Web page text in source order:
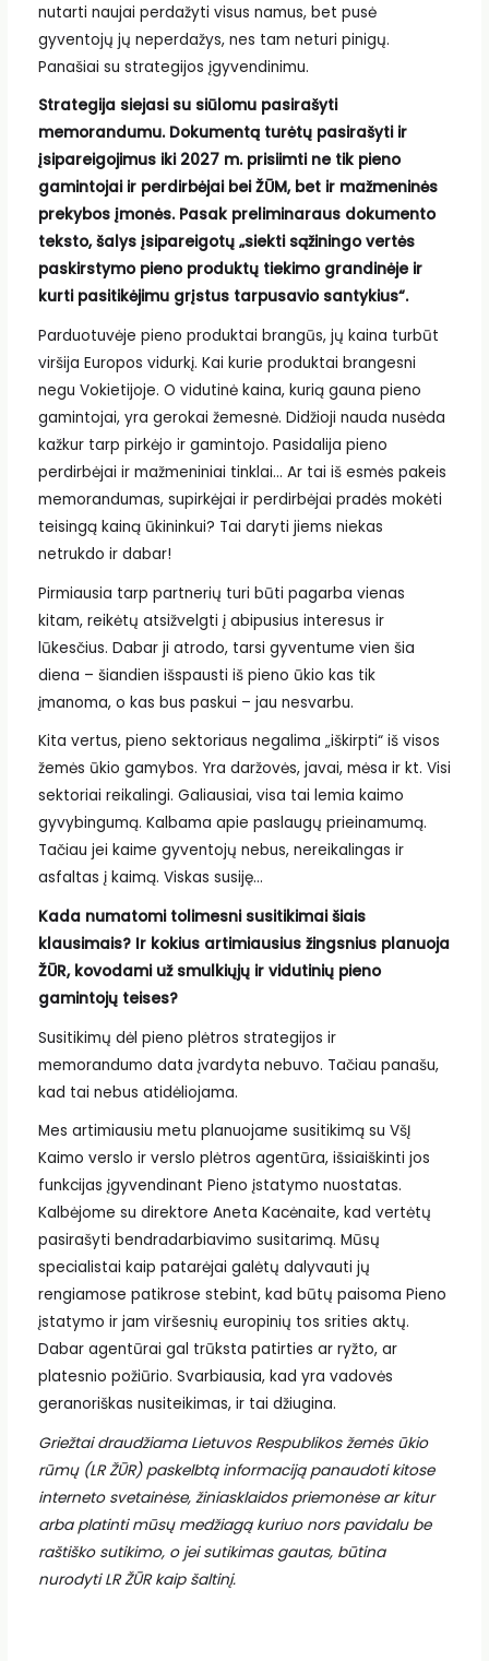
nutarti naujai perdažyti visus namus, bet pusė
gyventojų jų neperdažys, nes tam neturi pinigų.
Panašiai su strategijos įgyvendinimu.
Strategija siejasi su siūlomu pasirašyti
memorandumu. Dokumentą turėtų pasirašyti ir
įsipareigojimus iki 2027 m. prisiimti ne tik pieno
gamintojai ir perdirbėjai bei ŽŪM, bet ir mažmeninės
prekybos įmonės. Pasak preliminaraus dokumento
teksto, šalys įsipareigotų „siekti sąžiningo vertės
paskirstymo pieno produktų tiekimo grandinėje ir
kurti pasitikėjimu grįstus tarpusavio santykius“.
Parduotuvėje pieno produktai brangūs, jų kaina turbūt
viršija Europos vidurkį. Kai kurie produktai brangesni
negu Vokietijoje. O vidutinė kaina, kurią gauna pieno
gamintojai, yra gerokai žemesnė. Didžioji nauda nusėda
kažkur tarp pirkėjo ir gamintojo. Pasidalija pieno
perdirbėjai ir mažmeniniai tinklai… Ar tai iš esmės pakeis
memorandumas, supirkėjai ir perdirbėjai pradės mokėti
teisingą kainą ūkininkui? Tai daryti jiems niekas
netrukdo ir dabar!
Pirmiausia tarp partnerių turi būti pagarba vienas
kitam, reikėtų atsižvelgti į abipusius interesus ir
lūkesčius. Dabar ji atrodo, tarsi gyventume vien šia
diena – šiandien išspausti iš pieno ūkio kas tik
įmanoma, o kas bus paskui – jau nesvarbu.
Kita vertus, pieno sektoriaus negalima „iškirpti“ iš visos
žemės ūkio gamybos. Yra daržovės, javai, mėsa ir kt. Visi
sektoriai reikalingi. Galiausiai, visa tai lemia kaimo
gyvybingumą. Kalbama apie paslaugų prieinamumą.
Tačiau jei kaime gyventojų nebus, nereikalingas ir
asfaltas į kaimą. Viskas susiję…
Kada numatomi tolimesni susitikimai šiais
klausimais? Ir kokius artimiausius žingsnius planuoja
ŽŪR, kovodami už smulkiųjų ir vidutinių pieno
gamintojų teises?
Susitikimų dėl pieno plėtros strategijos ir
memorandumo data įvardyta nebuvo. Tačiau panašu,
kad tai nebus atidėliojama.
Mes artimiausiu metu planuojame susitikimą su VšĮ
Kaimo verslo ir verslo plėtros agentūra, išsiaiškinti jos
funkcijas įgyvendinant Pieno įstatymo nuostatas.
Kalbėjome su direktore Aneta Kacėnaite, kad vertėtų
pasirašyti bendradarbiavimo susitarimą. Mūsų
specialistai kaip patarėjai galėtų dalyvauti jų
rengiamose patikrose stebint, kad būtų paisoma Pieno
įstatymo ir jam viršesnių europinių tos srities aktų.
Dabar agentūrai gal trūksta patirties ar ryžto, ar
platesnio požiūrio. Svarbiausia, kad yra vadovės
geranoriškas nusiteikimas, ir tai džiugina.
Griežtai draudžiama Lietuvos Respublikos žemės ūkio
rūmų (LR ŽŪR) paskelbtą informaciją panaudoti kitose
interneto svetainėse, žiniasklaidos priemonėse ar kitur
arba platinti mūsų medžiagą kuriuo nors pavidalu be
raštiško sutikimo, o jei sutikimas gautas, būtina
nurodyti LR ŽŪR kaip šaltinį.